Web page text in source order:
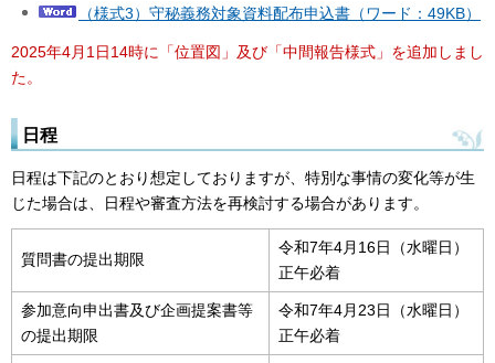
（様式3）守秘義務対象資料配布申込書（ワード：49KB）
2025年4月1日14時に「位置図」及び「中間報告様式」を追加しまし
た。
日程
日程は下記のとおり想定しておりますが、特別な事情の変化等が生
じた場合は、日程や審査方法を再検討する場合があります。
質問書の提出期限
令和7年4月16日（水曜日）
正午必着
参加意向申出書及び企画提案書等
の提出期限
令和7年4月23日（水曜日）
正午必着